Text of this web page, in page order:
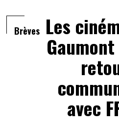
Brèves Les
avec